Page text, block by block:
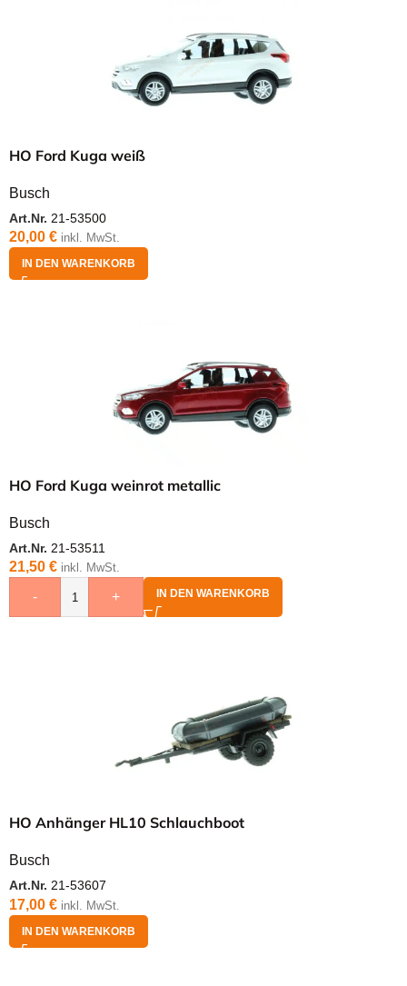
HO Ford Kuga weiß
Busch
Art.Nr. 21-53500
20,00 € inkl. MwSt.
IN DEN WARENKORB
HO Ford Kuga weinrot metallic
Busch
Art.Nr. 21-53511
21,50 € inkl. MwSt.
- + IN DEN WARENKORB
HO Anhänger HL10 Schlauchboot
Busch
Art.Nr. 21-53607
17,00 € inkl. MwSt.
IN DEN WARENKORB